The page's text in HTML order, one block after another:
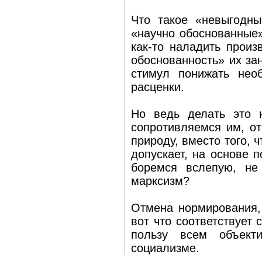
Что такое
«научно
как-то наладить
обоснованность» их
стимул понижать
расценки.
Но ведь делать это
сопротивляемся им,
природу, вместо того,
допускает, на основе
боремся вслепую,
марксизм?
Отмена
вот что
пользу всем
социализме.